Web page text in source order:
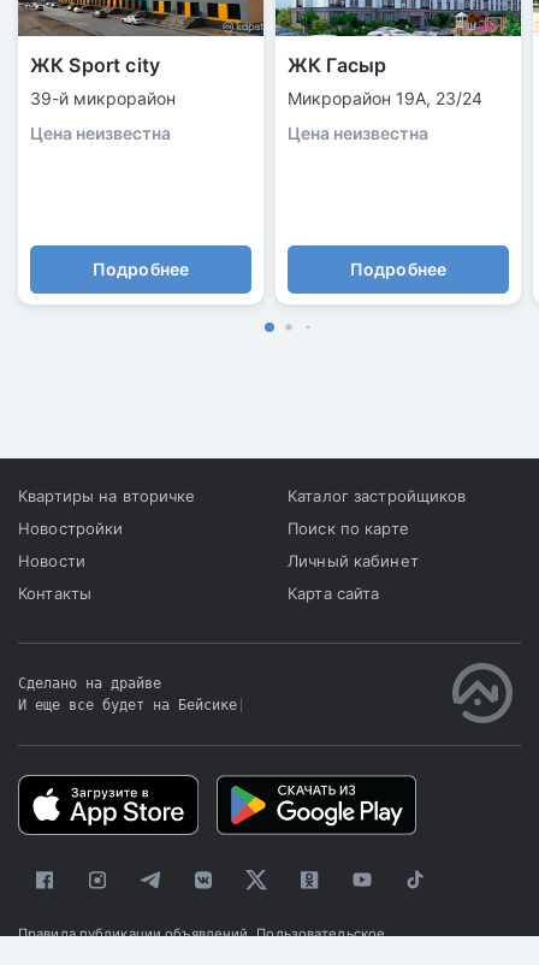
ЖК Sport city
39-й микрорайон
Цена неизвестна
Подробнее
ЖК Гасыр
Микрорайон 19А, 23/24
Цена неизвестна
Подробнее
Квартиры на вторичке
Новостройки
Новости
Контакты
Каталог застройщиков
Поиск по карте
Личный кабинет
Карта сайта
Сделано на драйве
И еще все будет на Бейсике
Правила публикации объявлений Пользовательское